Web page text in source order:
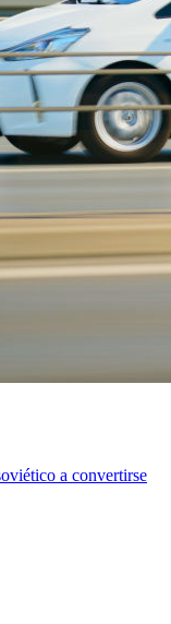
a convertirse